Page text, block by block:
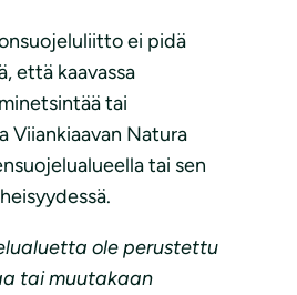
ei pidä
että kaavassa
tai
Viiankiaavan Natura
tai sen
ole perustettu
tai muutakaan